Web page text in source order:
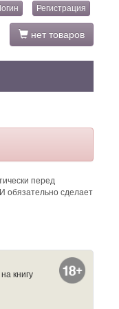
Регистрация
нет товаров
перед
обязательно сделает
книгу